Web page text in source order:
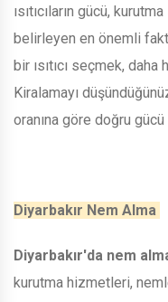
ısıtıcıların gücü,
belirleyen en önemli
bir ısıtıcı seçmek,
Kiralamayı
oranına göre doğru
Diyarbakır Nem Alma
Diyarbakır'da nem
kurutma hizmetleri,